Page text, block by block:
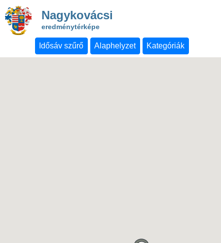
Nagykovácsi
eredménytérképe
Kategóriák
Alaphelyzet
Idősáv szűrő